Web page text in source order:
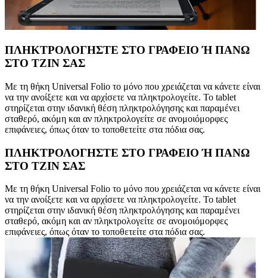
ΠΛΗΚΤΡΟΛΟΓΗΣΤΕ ΣΤΟ ΓΡΑΦΕΙΟ Ή ΠΑΝΩ
ΣΤΟ ΤΖΙΝ ΣΑΣ
Με τη θήκη Universal Folio το μόνο που χρειάζεται να κάνετε είναι
να την ανοίξετε και να αρχίσετε να πληκτρολογείτε. Το tablet
στηρίζεται στην ιδανική θέση πληκτρολόγησης και παραμένει
σταθερό, ακόμη και αν πληκτρολογείτε σε ανομοιόμορφες
επιφάνειες, όπως όταν το τοποθετείτε στα πόδια σας.
ΠΛΗΚΤΡΟΛΟΓΗΣΤΕ ΣΤΟ ΓΡΑΦΕΙΟ Ή ΠΑΝΩ
ΣΤΟ ΤΖΙΝ ΣΑΣ
Με τη θήκη Universal Folio το μόνο που χρειάζεται να κάνετε είναι
να την ανοίξετε και να αρχίσετε να πληκτρολογείτε. Το tablet
στηρίζεται στην ιδανική θέση πληκτρολόγησης και παραμένει
σταθερό, ακόμη και αν πληκτρολογείτε σε ανομοιόμορφες
επιφάνειες, όπως όταν το τοποθετείτε στα πόδια σας.